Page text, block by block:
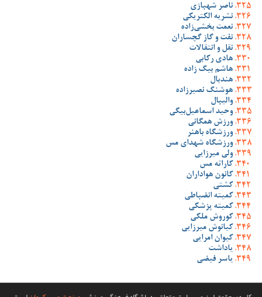
ناصر شهبازی
نشریه الکتریکی
نعمت بخشی‌زاده
نفت و گاز گچساران
نقل و انتقالات
هادی رکابی
هاشم بیگ زاده
هندبال
هوشنگ نصیرزاده
والیبال
وحید اسماعیل‌بیگی
ورزش همگانی
ورزشگاه باهنر
ورزشگاه شهدای مس
ولی میرزایی
کاراته مس
کانون هواداران
کشتی
کمیته انضباطی
کمیته پزشکی
کوروش ملکی
کیانوش میرزایی
کیوان امرایی
یاداشت
یاسر فیضی